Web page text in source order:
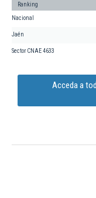
Ranking
Nacional
Jaén
Sector CNAE 4633
Acceda a